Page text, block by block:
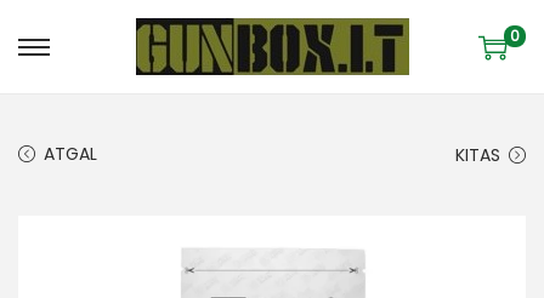
0
ATGAL KITAS